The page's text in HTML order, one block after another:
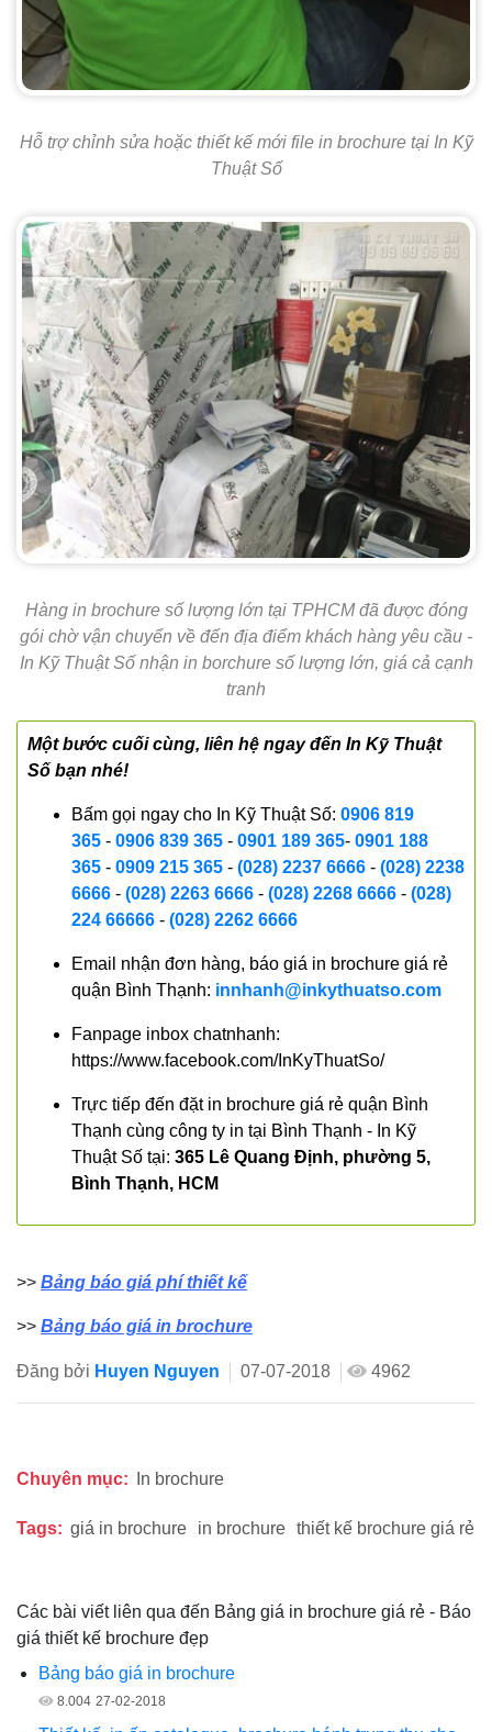
Hỗ trợ chỉnh sửa hoặc thiết kế mới file in brochure tại In Kỹ
Thuật Số
Hàng in brochure số lượng lớn tại TPHCM đã được đóng
gói chờ vận chuyển về đến địa điểm khách hàng yêu cầu -
In Kỹ Thuật Số nhận in borchure số lượng lớn, giá cả cạnh
tranh
Một bước cuối cùng, liên hệ ngay đến In Kỹ Thuật
Số bạn nhé!
Bấm gọi ngay cho In Kỹ Thuật Số: 0906 819
365 - 0906 839 365 - 0901 189 365- 0901 188
365 - 0909 215 365 - (028) 2237 6666 - (028) 2238
6666 - (028) 2263 6666 - (028) 2268 6666 - (028)
224 66666 - (028) 2262 6666
Email nhận đơn hàng, báo giá in brochure giá rẻ
quận Bình Thạnh: innhanh@inkythuatso.com
Fanpage inbox chatnhanh:
https://www.facebook.com/InKyThuatSo/
Trực tiếp đến đặt in brochure giá rẻ quận Bình
Thạnh cùng công ty in tại Bình Thạnh - In Kỹ
Thuật Số tại: 365 Lê Quang Định, phường 5,
Bình Thạnh, HCM
>> Bảng báo giá phí thiết kế
>> Bảng báo giá in brochure
Đăng bởi Huyen Nguyen 07-07-2018 4962
Chuyên mục: In brochure
Tags: giá in brochure in brochure thiết kế brochure giá rẻ
Các bài viết liên qua đến Bảng giá in brochure giá rẻ - Báo
giá thiết kế brochure đẹp
Bảng báo giá in brochure
8.004 27-02-2018